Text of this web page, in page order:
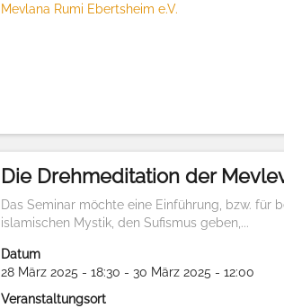
Mevlana Rumi Ebertsheim e.V.
Die Drehmeditation der
Das Seminar möchte eine Einführung, bzw.
islamischen Mystik, den Sufismus geben,...
Datum
28 März 2025 - 18:30 - 30 März 2025 - 12:00
Veranstaltungsort